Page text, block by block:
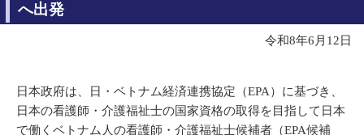
へ出発
令和8年6月12日
日本政府は、日・ベトナム経済連携協定（EPA）に基づき、
日本の看護師・介護福祉士の国家資格の取得を目指して日本
で働くベトナム人の看護師・介護福祉士候補者（EPA候補